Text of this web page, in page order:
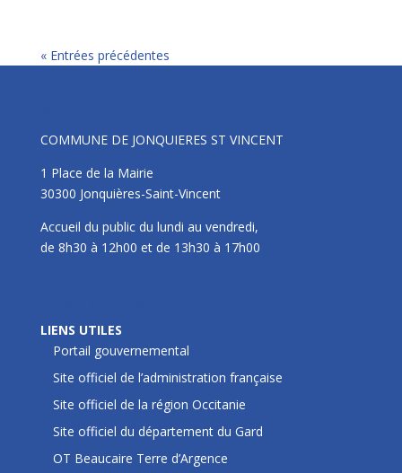
« Entrées précédentes
COMMUNE DE JONQUIERES ST VINCENT
1 Place de la Mairie
30300 Jonquières-Saint-Vincent
Accueil du public du lundi au vendredi,
de 8h30 à 12h00 et de 13h30 à 17h00
LIENS UTILES
Portail gouvernemental
Site officiel de l’administration française
Site officiel de la région Occitanie
Site officiel du département du Gard
OT Beaucaire Terre d’Argence